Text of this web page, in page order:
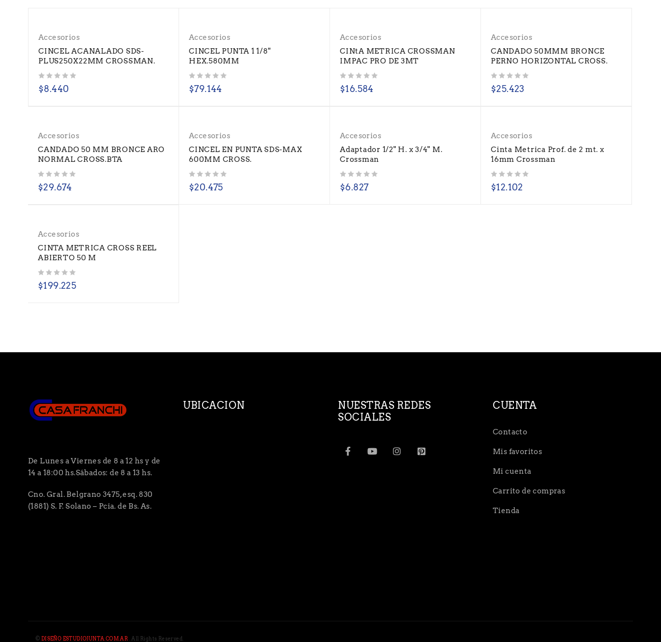
Accesorios
CINCEL ACANALADO SDS-
PLUS250X22MM CROSSMAN.
$8.440
Accesorios
CINCEL PUNTA 1 1/8"
HEX.580MM
$79.144
Accesorios
CINtA METRICA CROSSMAN
IMPAC PRO DE 3MT
$16.584
Accesorios
CANDADO 50MMM BRONCE
PERNO HORIZONTAL CROSS.
$25.423
Accesorios
CANDADO 50 MM BRONCE ARO
NORMAL CROSS.BTA
$29.674
Accesorios
CINCEL EN PUNTA SDS-MAX
600MM CROSS.
$20.475
Accesorios
Adaptador 1/2" H. x 3/4" M.
Crossman
$6.827
Accesorios
Cinta Metrica Prof. de 2 mt. x
16mm Crossman
$12.102
Accesorios
CINTA METRICA CROSS REEL
ABIERTO 50 M
$199.225
De Lunes a Viernes de 8 a 12 hs y de
14 a 18:00 hs.Sábados: de 8 a 13 hs.
Cno. Gral. Belgrano 3475, esq. 830
(1881) S. F. Solano – Pcia. de Bs. As.
UBICACION
NUESTRAS REDES
SOCIALES
CUENTA
Contacto
Mis favoritos
Mi cuenta
Carrito de compras
Tienda
© DISEÑO ESTUDIOJUNTA.COM.AR . All Rights Reserved.